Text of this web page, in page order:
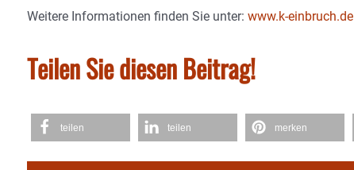
Weitere Informationen finden Sie unter: www.k-einbruch.de
Teilen Sie diesen Beitrag!
teilen teilen merken